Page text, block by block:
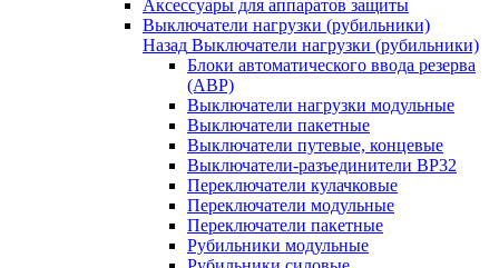
Аксессуары для аппаратов защиты
Выключатели нагрузки (рубильники)
Назад Выключатели нагрузки (рубильники)
Блоки автоматического ввода резерва
(АВР)
Выключатели нагрузки модульные
Выключатели пакетные
Выключатели путевые, концевые
Выключатели-разъединители ВР32
Переключатели кулачковые
Переключатели модульные
Переключатели пакетные
Рубильники модульные